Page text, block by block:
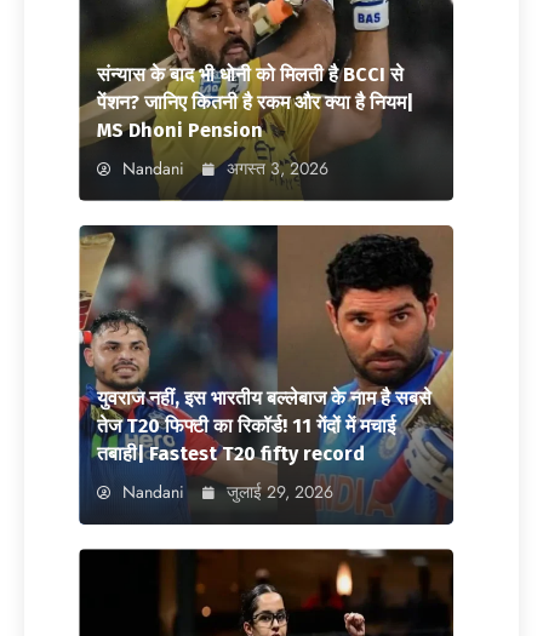
संन्यास के बाद भी धोनी को मिलती है BCCI से
पेंशन? जानिए कितनी है रकम और क्या है नियम|
MS Dhoni Pension
Nandani अगस्त 3, 2026
युवराज नहीं, इस भारतीय बल्लेबाज के नाम है सबसे
तेज T20 फिफ्टी का रिकॉर्ड! 11 गेंदों में मचाई
तबाही| Fastest T20 fifty record
Nandani जुलाई 29, 2026